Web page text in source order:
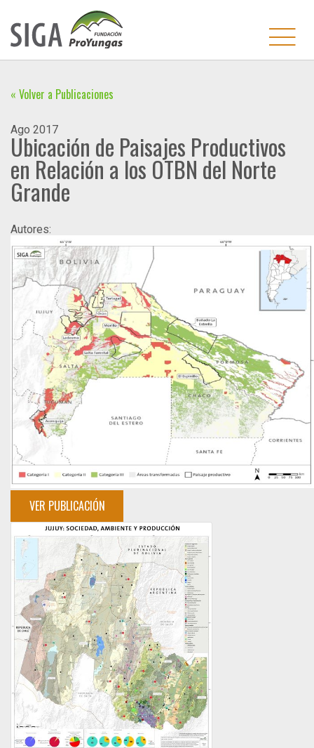
« Volver a Publicaciones
Ago 2017
Ubicación de Paisajes Productivos
en Relación a los OTBN del Norte
Grande
Autores:
VER PUBLICACIÓN